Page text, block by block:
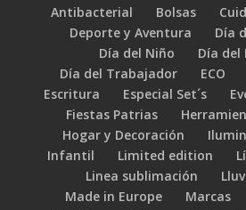
Antibacterial Bolsas
Deporte y Aventura
Día
Día del Niño
Día del
Día del Trabajador
ECO
Escritura
Especial Set´s
Fiestas Patrias
Hogar y Decoración
Infantil
Limited edition
Linea sublimación
Made in Europe
Marcas